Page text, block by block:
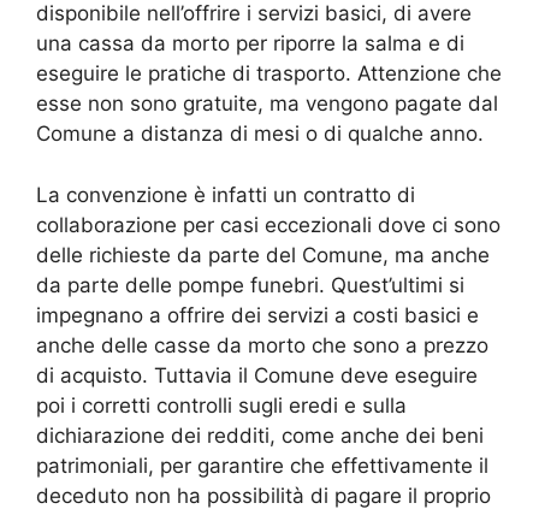
disponibile nell’offrire i servizi basici, di avere
una cassa da morto per riporre la salma e di
eseguire le pratiche di trasporto. Attenzione che
esse non sono gratuite, ma vengono pagate dal
Comune a distanza di mesi o di qualche anno.
La convenzione è infatti un contratto di
collaborazione per casi eccezionali dove ci sono
delle richieste da parte del Comune, ma anche
da parte delle pompe funebri. Quest’ultimi si
impegnano a offrire dei servizi a costi basici e
anche delle casse da morto che sono a prezzo
di acquisto. Tuttavia il Comune deve eseguire
poi i corretti controlli sugli eredi e sulla
dichiarazione dei redditi, come anche dei beni
patrimoniali, per garantire che effettivamente il
deceduto non ha possibilità di pagare il proprio